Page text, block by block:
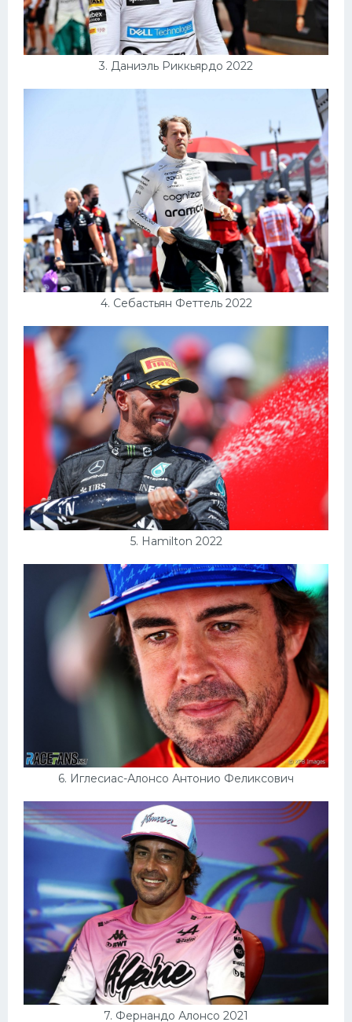
3. Даниэль Риккьярдо 2022
4. Себастьян Феттель 2022
5. Hamilton 2022
6. Иглесиас-Алонсо Антонио Феликсович
7. Фернандо Алонсо 2021